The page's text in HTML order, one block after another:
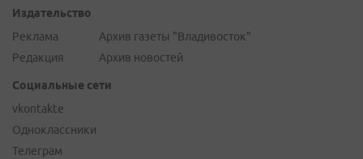
Издательство
Реклама
Редакция
Архив газеты "Владивосток"
Архив новостей
Социальные сети
vkontakte
Одноклассники
Телеграм